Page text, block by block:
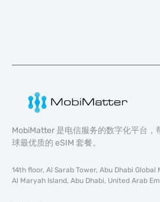
MobiMatter 是电信服务的数字化平台，
球最优质的 eSIM 套餐。
14th floor, Al Sarab Tower, Abu Dhabi Global
Al Maryah Island, Abu Dhabi, United Arab